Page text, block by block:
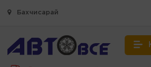
Бахчисарай